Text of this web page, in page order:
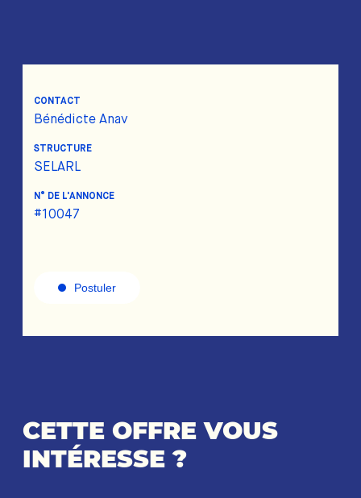
CONTACT
Bénédicte Anav
STRUCTURE
SELARL
N° DE L'ANNONCE
#10047
Postuler
CETTE OFFRE VOUS
INTÉRESSE ?